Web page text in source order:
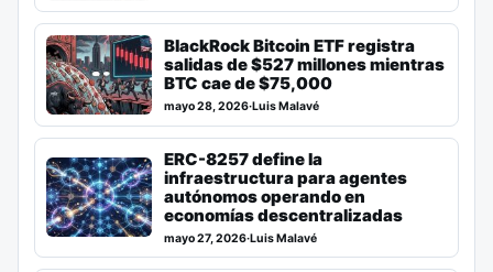
BlackRock Bitcoin ETF registra
salidas de $527 millones mientras
BTC cae de $75,000
mayo 28, 2026·Luis Malavé
ERC-8257 define la
infraestructura para agentes
autónomos operando en
economías descentralizadas
mayo 27, 2026·Luis Malavé